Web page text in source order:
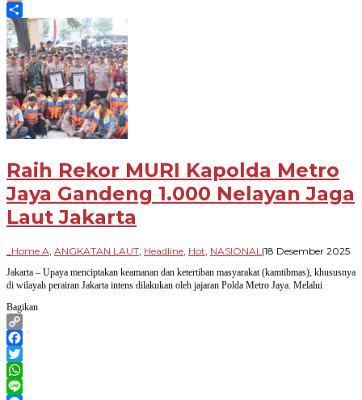
Blogger
Share
Raih Rekor MURI Kapolda Metro
Jaya Gandeng 1.000 Nelayan Jaga
Laut Jakarta
_Home A ANGKATAN LAUT Headline Hot NASIONAL |18 Desember 2025
Jakarta – Upaya menciptakan keamanan dan ketertiban masyarakat (kamtibmas), khususnya
di wilayah perairan Jakarta intens dilakukan oleh jajaran Polda Metro Jaya. Melalui
Bagikan
Copy
Link
Facebook
Twitter
WhatsApp